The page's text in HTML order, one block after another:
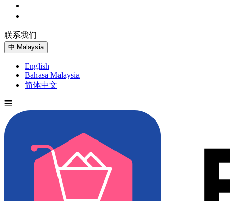
联系我们
中 Malaysia
English
Bahasa Malaysia
简体中文